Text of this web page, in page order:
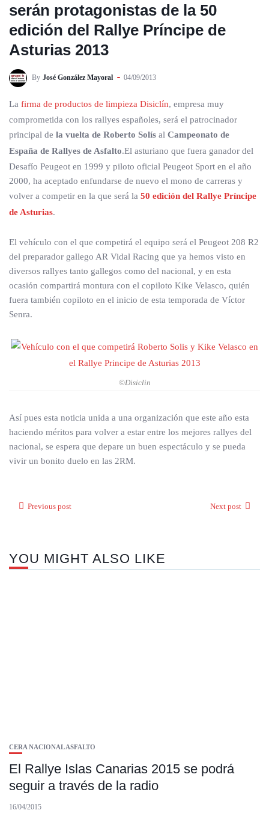
serán protagonistas de la 50
edición del Rallye Príncipe de
Asturias 2013
By José González Mayoral 04/09/2013
La firma de productos de limpieza Disiclín, empresa muy
comprometida con los rallyes españoles, será el patrocinador
principal de la vuelta de Roberto Solís al Campeonato de
España de Rallyes de Asfalto.El asturiano que fuera ganador del
Desafío Peugeot en 1999 y piloto oficial Peugeot Sport en el año
2000, ha aceptado enfundarse de nuevo el mono de carreras y
volver a competir en la que será la 50 edición del Rallye Príncipe
de Asturias.
El vehículo con el que competirá el equipo será el Peugeot 208 R2
del preparador gallego AR Vidal Racing que ya hemos visto en
diversos rallyes tanto gallegos como del nacional, y en esta
ocasión compartirá montura con el copiloto Kike Velasco, quién
fuera también copiloto en el inicio de esta temporada de Víctor
Senra.
©Disiclin
Así pues esta noticia unida a una organización que este año esta
haciendo méritos para volver a estar entre los mejores rallyes del
nacional, se espera que depare un buen espectáculo y se pueda
vivir un bonito duelo en las 2RM.
Previous post Next post
YOU MIGHT ALSO LIKE
CERA NACIONAL ASFALTO
El Rallye Islas Canarias 2015 se podrá
seguir a través de la radio
16/04/2015